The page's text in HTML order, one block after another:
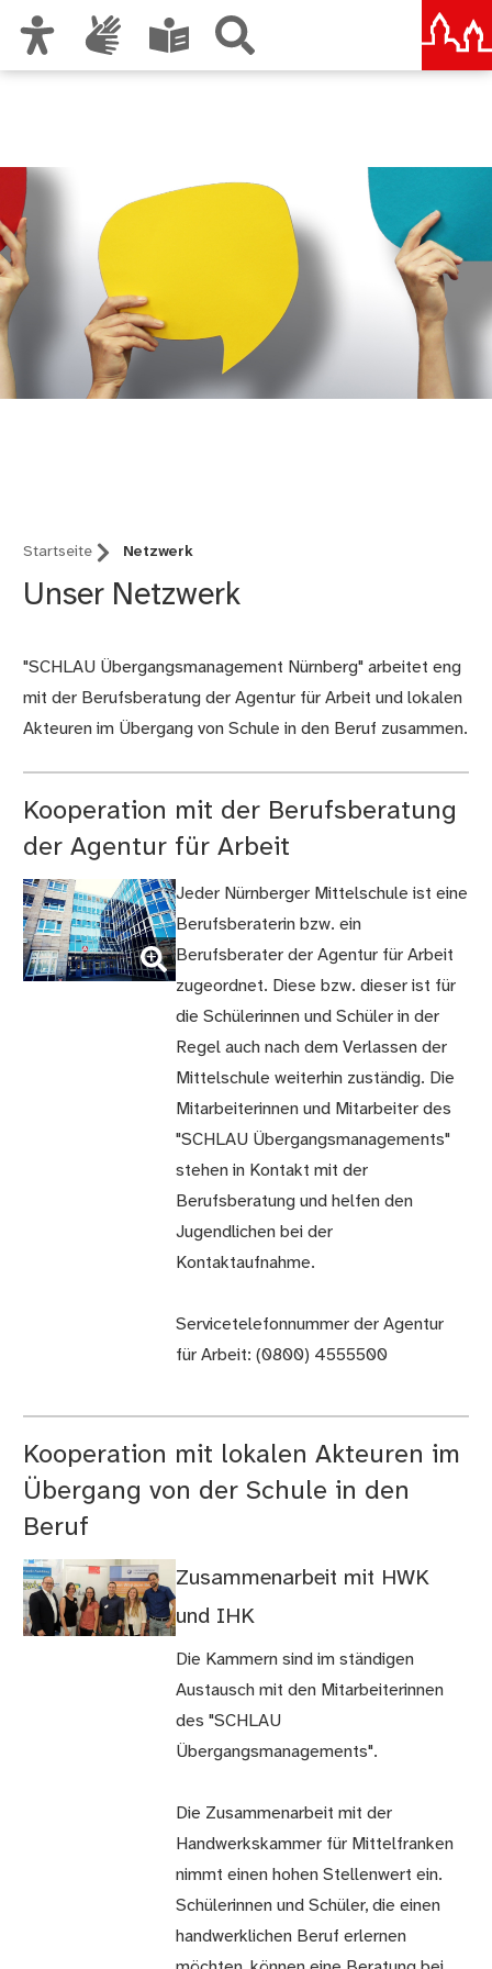
Startseite Netzwerk
Unser Netzwerk
"SCHLAU Übergangsmanagement Nürnberg" arbeitet eng
mit der Berufsberatung der Agentur für Arbeit und lokalen
Akteuren im Übergang von Schule in den Beruf zusammen.
Kooperation mit der Berufsberatung
der Agentur für Arbeit
(Bild
vergrößern)
Jeder Nürnberger Mittelschule ist eine
Berufsberaterin bzw. ein
Berufsberater der Agentur für Arbeit
zugeordnet. Diese bzw. dieser ist für
die Schülerinnen und Schüler in der
Regel auch nach dem Verlassen der
Mittelschule weiterhin zuständig. Die
Mitarbeiterinnen und Mitarbeiter des
"SCHLAU Übergangsmanage­ments"
stehen in Kontakt mit der
Berufsberatung und helfen den
Jugendlichen bei der
Kontaktaufnahme.
Servicetelefonnummer der Agentur
für Arbeit: (0800) 4555500
Kooperation mit lokalen Akteuren im
Übergang von der Schule in den
Beruf
Zusammenarbeit mit HWK
und IHK
Die Kammern sind im ständigen
Austausch mit den Mitarbeiter­innen
des "SCHLAU
Übergangsmanagements".
Die Zusammenarbeit mit der
Handwerks­­­­­­­kammer für Mittelfranken
nimmt einen hohen Stellenwert ein.
Schülerinnen und Schüler, die einen
handwerklichen Beruf erlernen